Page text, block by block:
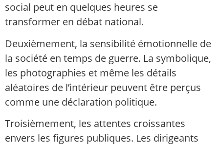
social peut en quelques heures se
transformer en débat national.
Deuxièmement, la sensibilité émotionnelle de
la société en temps de guerre. La symbolique,
les photographies et même les détails
aléatoires de l’intérieur peuvent être perçus
comme une déclaration politique.
Troisièmement, les attentes croissantes
envers les figures publiques. Les dirigeants